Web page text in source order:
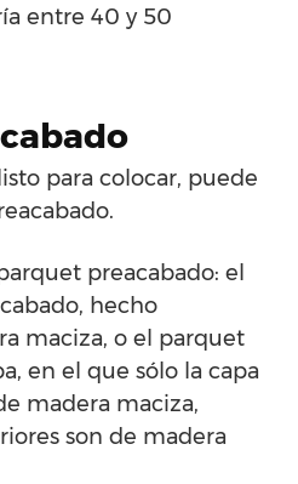
entre 40 y 50
para colocar, puede
preacabado: el
hecho
maciza, o el parquet
en el que sólo la capa
madera maciza,
son de madera